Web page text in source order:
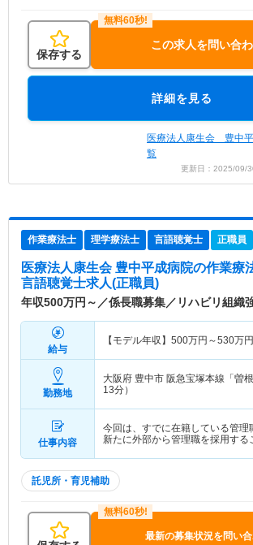
保存する
この求人を問い合
詳細を見る
医療法人康生会 豊中
覧
更新日：2025/
作業療法士 理学療法士 言語聴覚士 正職員
医療法人康生会 豊中平成病院の作業療
言語聴覚士求人(正職員)
年収500万円～／係長職募集／リハビリ組織
給与
【モデル年収】 500万円～530万円
勤務地
大阪府 豊中市 阪急宝塚本線「曽
13分）
仕事内容
今回は、すでに在籍している管理
新たに外部から管理職を採用す
託児所・育児補助
最新の募集状況を問い